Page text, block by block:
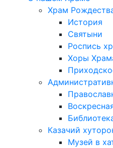
Храм
История
Святыни
Роспись
Хоры
Казачий
Музей в